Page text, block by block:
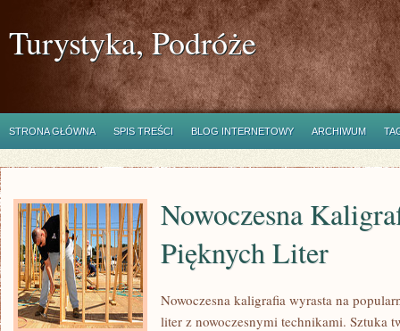
Turystyka, Podróże
STRONA GŁÓWNA SPIS TREŚCI BLOG INTERNETOWY ARCHIWUM
Nowoczesna
Pięknych Liter
Nowoczesna kaligrafia wyrasta na
liter z nowoczesnymi technikami. Sztuka